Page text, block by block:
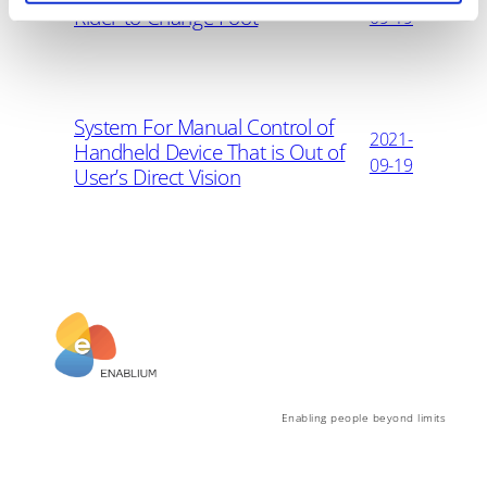
Rider to Change Foot
09-19
System For Manual Control of
Handheld Device That is Out of
User’s Direct Vision
2021-
09-19
Enabling people beyond limits